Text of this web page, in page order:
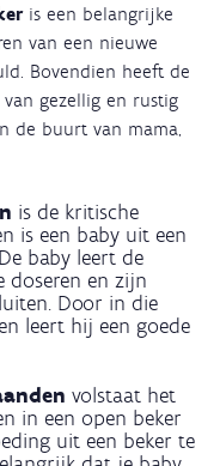
is een belangrijke
van een nieuwe
Bovendien heeft de
gezellig en rustig
de buurt van mama,
is de kritische
is een baby uit een
baby leert de
doseren en zijn
Door in die
leert hij een goede
volstaat het
in een open beker
uit een beker te